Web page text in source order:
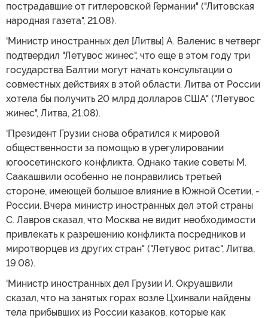
пострадавшие от гитлеровской Германии" ("Литовская
народная газета", 21.08).
'Министр иностранных дел [Литвы] А. Валенис в четверг
подтвердил "Летувос жинес", что еще в этом году три
государства Балтии могут начать консультации о
совместных действиях в этой области. Литва от России
хотела бы получить 20 млрд долларов США" ("Летувос
жинес", Литва, 21.08).
'Президент Грузии снова обратился к мировой
общественности за помощью в урегулировании
югоосетинского конфликта. Однако такие советы М.
Саакашвили особенно не понравились третьей
стороне, имеющей большое влияние в Южной Осетии, -
России. Вчера министр иностранных дел этой страны
С. Лавров сказал, что Москва не видит необходимости
привлекать к разрешению конфликта посредников и
миротворцев из других стран" ("Летувос ритас", Литва,
19.08).
'Министр иностранных дел Грузии И. Окруашвили
сказал, что на занятых горах возле Цхинвали найдены
тела прибывших из России казаков, которые как